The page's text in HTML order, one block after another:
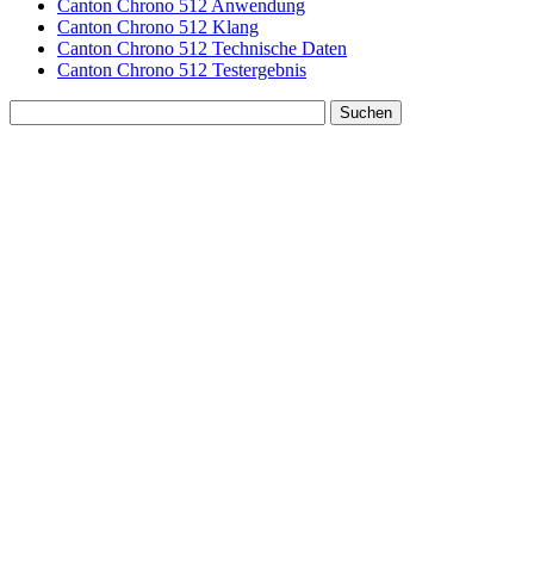
Canton Chrono 512 Anwendung
Canton Chrono 512 Klang
Canton Chrono 512 Technische Daten
Canton Chrono 512 Testergebnis